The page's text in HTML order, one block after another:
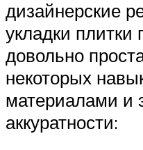
дизайнерские
укладки плитки
довольно
некоторых
материалами и
аккуратности: